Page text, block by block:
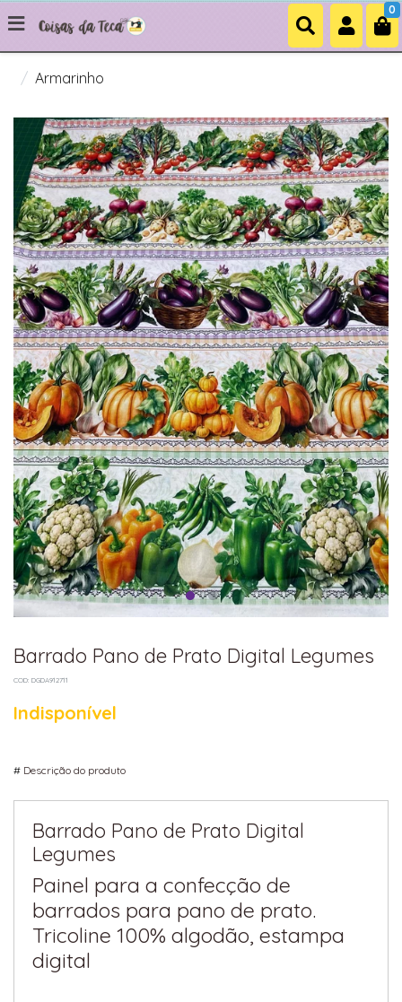
0
Armarinho
Barrado Pano de Prato Digital Legumes
COD: DGDA912711
Indisponível
# Descrição do produto
Barrado Pano de Prato Digital
Legumes
Painel para a confecção de
barrados para pano de prato.
Tricoline 100% algodão, estampa
digital